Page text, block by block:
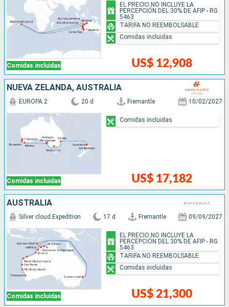
Comidas incluidas US$ 12,908
EL PRECIO NO INCLUYE LA
PERCEPCIÓN DEL 30% DE AFIP - RG
5463
TARIFA NO REEMBOLSABLE
Comidas incluidas
NUEVA ZELANDA, AUSTRALIA
Comidas incluidas
EUROPA 2 20 d Fremantle 10/02/2027
US$ 17,182
Comidas incluidas
AUSTRALIA
Comidas incluidas
Silver cloud Expedition 17 d Fremantle 09/09/2027
US$ 21,300
EL PRECIO NO INCLUYE LA
PERCEPCIÓN DEL 30% DE AFIP - RG
5463
TARIFA NO REEMBOLSABLE
Comidas incluidas